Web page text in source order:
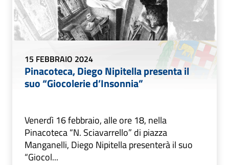
15 FEBBRAIO 2024
Pinacoteca, Diego Nipitella presenta il
suo “Giocolerie d’Insonnia”
Venerdì 16 febbraio, alle ore 18, nella
Pinacoteca “N. Sciavarrello” di piazza
Manganelli, Diego Nipitella presenterà il suo
“Giocol...